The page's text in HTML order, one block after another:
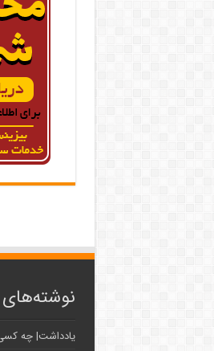
نوشته‌های
یادداشت| ‌چه